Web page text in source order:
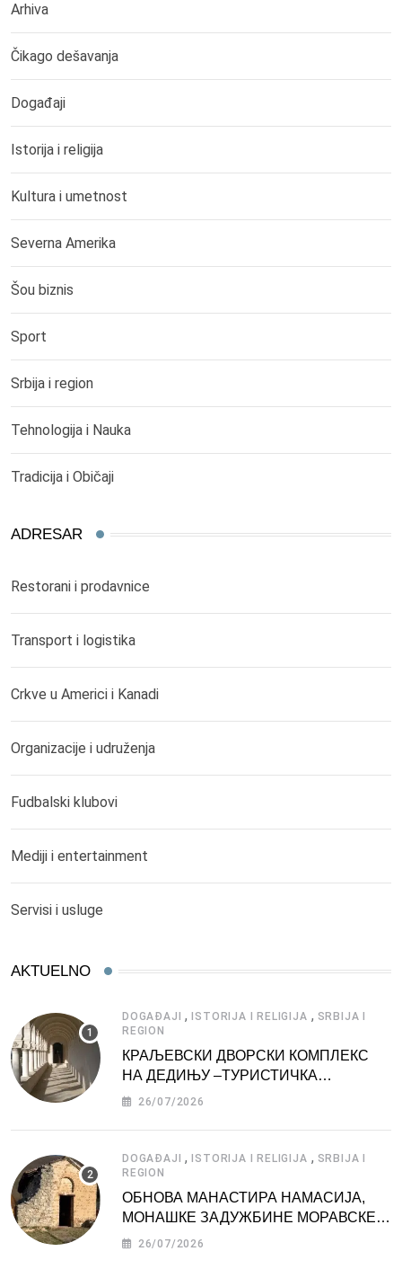
Arhiva
Čikago dešavanja
Događaji
Istorija i religija
Kultura i umetnost
Severna Amerika
Šou biznis
Sport
Srbija i region
Tehnologija i Nauka
Tradicija i Običaji
ADRESAR
Restorani i prodavnice
Transport i logistika
Crkve u Americi i Kanadi
Organizacije i udruženja
Fudbalski klubovi
Mediji i entertainment
Servisi i usluge
AKTUELNO
DOGAĐAJI , ISTORIJA I RELIGIJA , SRBIJA I
REGION
КРАЉЕВСКИ ДВОРСКИ КОМПЛЕКС
НА ДЕДИЊУ –ТУРИСТИЧКА
АТРАКЦИЈА
26/07/2026
DOGAĐAJI , ISTORIJA I RELIGIJA , SRBIJA I
REGION
ОБНОВА МАНАСТИРА НАМАСИЈА,
МОНАШКЕ ЗАДУЖБИНЕ МОРАВСКЕ
СРБИЈЕ
26/07/2026